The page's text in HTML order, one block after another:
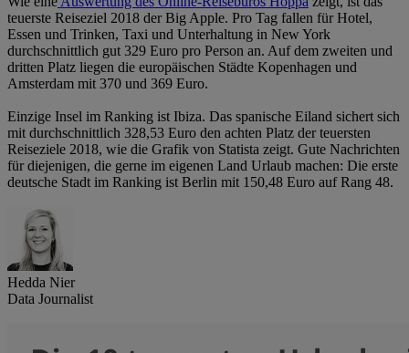
teuerste Reiseziel 2018 der Big Apple. Pro Tag fallen für Hotel,
Essen und Trinken, Taxi und Unterhaltung in New York
durchschnittlich gut 329 Euro pro Person an. Auf dem zweiten und
dritten Platz liegen die europäischen Städte Kopenhagen und
Amsterdam mit 370 und 369 Euro.
Einzige Insel im Ranking ist Ibiza. Das spanische Eiland sichert sich
mit durchschnittlich 328,53 Euro den achten Platz der teuersten
Reiseziele 2018, wie die Grafik von Statista zeigt. Gute Nachrichten
für diejenigen, die gerne im eigenen Land Urlaub machen: Die erste
deutsche Stadt im Ranking ist Berlin mit 150,48 Euro auf Rang 48.
Hedda Nier
Data Journalist